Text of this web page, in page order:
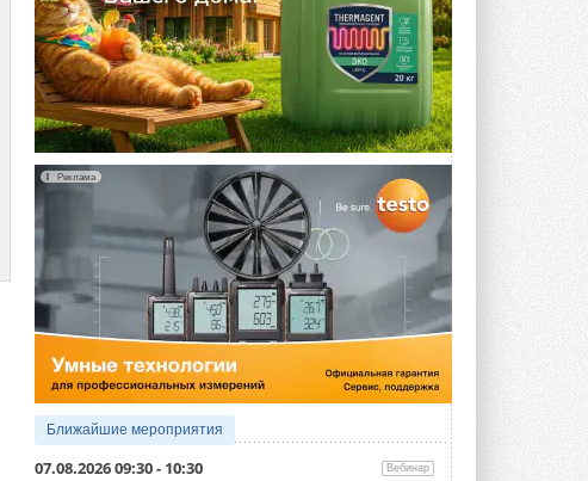
Реклама
Ближайшие мероприятия
07.08.2026 09:30 - 10:30 Вебинар